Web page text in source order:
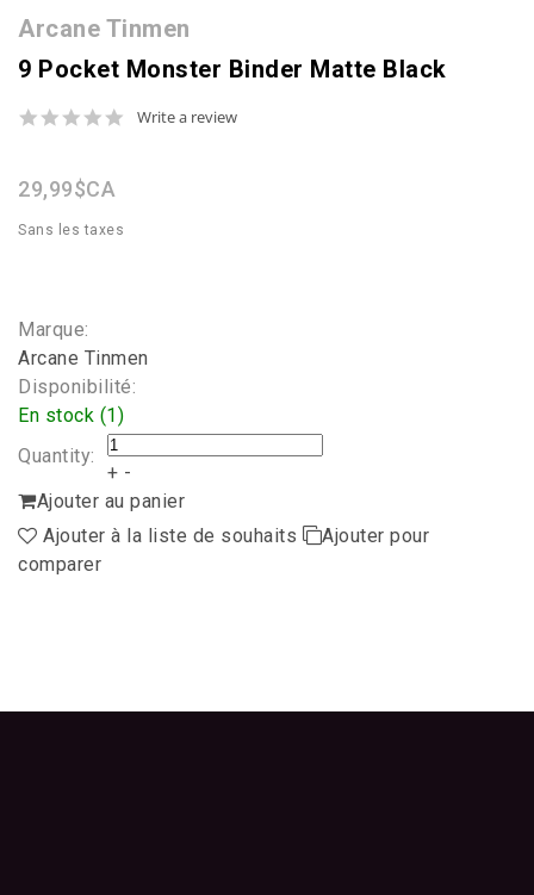
Arcane Tinmen
9 Pocket Monster Binder Matte Black
0.0
Write a review
29,99$CA
Sans les taxes
Marque:
Arcane Tinmen
Disponibilité:
En stock (1)
Quantity:
+ -
Ajouter au panier
Ajouter à la liste de souhaits
Ajouter pour
comparer